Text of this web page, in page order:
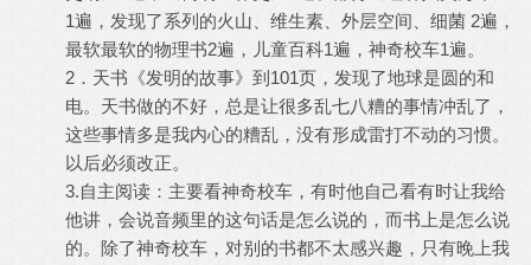
1遍，发现了系列的火山、维生素、外层空间、细菌 2遍，
最软最软的物理书2遍，儿童百科1遍，神奇校车1遍。
2．天书《发明的故事》到101页，发现了地球是圆的和
电。天书做的不好，总是让很多乱七八糟的事情冲乱了，
这些事情多是我内心的糟乱，没有形成雷打不动的习惯。
以后必须改正。
3.自主阅读：主要看神奇校车，有时他自己看有时让我给
他讲，会说音频里的这句话是怎么说的，而书上是怎么说
的。除了神奇校车，对别的书都不太感兴趣，只有晚上我